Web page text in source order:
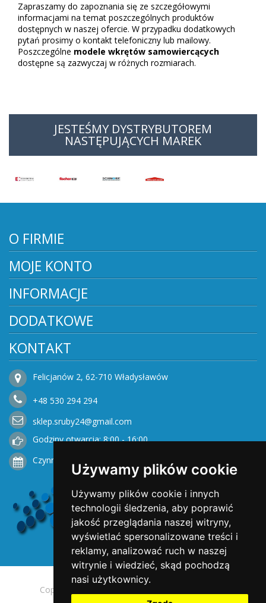
Używamy plików cookie
Używamy plików cookie i innych
technologii śledzenia, aby poprawić
jakość przeglądania naszej witryny,
wyświetlać spersonalizowane treści i
reklamy, analizować ruch w naszej
witrynie i wiedzieć, skąd pochodzą
nasi użytkownicy.
Zapraszamy do zapoznania się ze szczegółowymi
informacjami na temat poszczególnych produktów
dostępnych w naszej ofercie. W przypadku dodatkowych
pytań prosimy o kontakt telefoniczny lub mailowy.
Poszczególne modele wkrętów samowiercących
dostępne są zazwyczaj w różnych rozmiarach.
JESTEŚMY DYSTRYBUTOREM
NASTĘPUJĄCYCH MAREK
O FIRMIE
MOJE KONTO
INFORMACJE
DODATKOWE
KONTAKT
Felicjanów 2, 62-710 Władysławów
+48 530 294 294
sklep.sruby24@gmail.com
Godziny otwarcia: 8:00 - 16:00
Czynne od Poniedziałku do Piątku
Copyright © 2025 Opengreen. All rights reserved.